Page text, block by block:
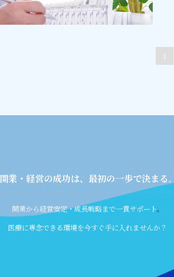
1
開業・経営の成功は、最初の一歩で決まる。
開業から経営安定・成長戦略まで一貫サポート。
医療に専念できる環境を今すぐ手に入れませんか？